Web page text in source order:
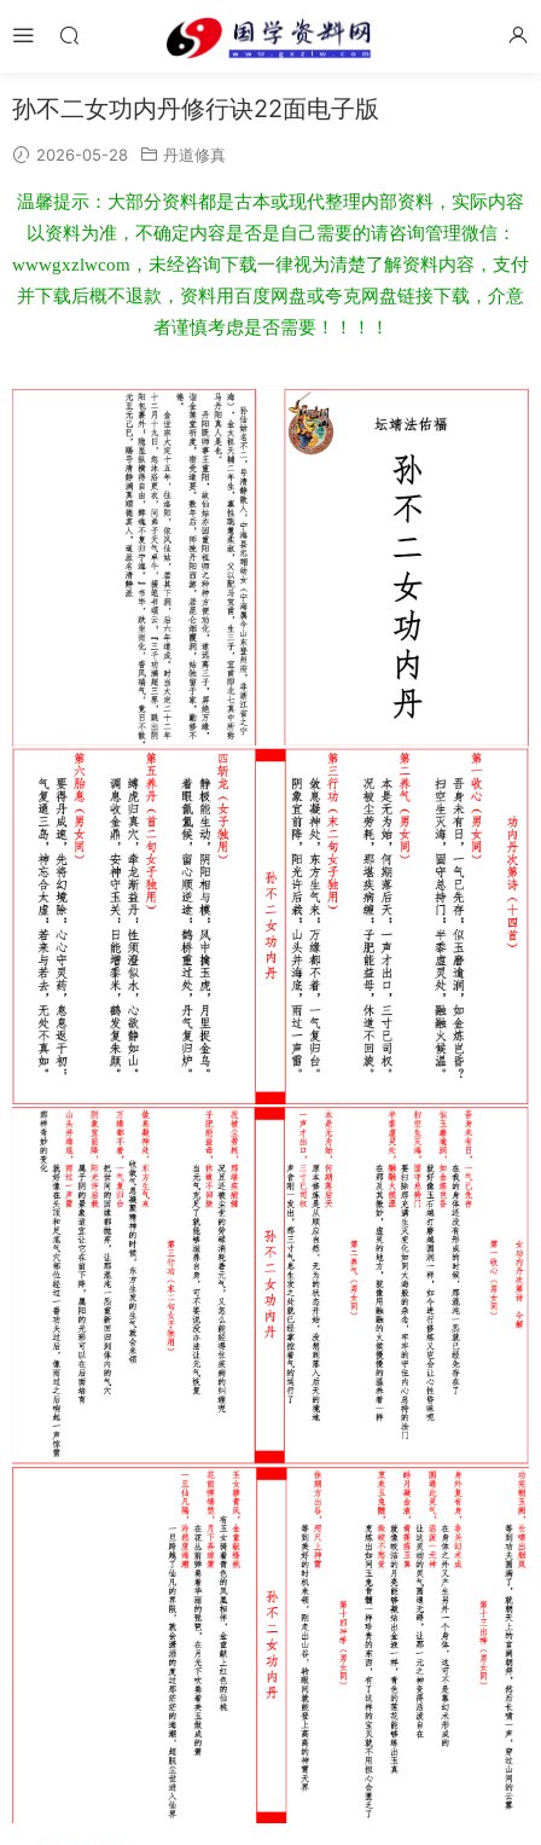
孙不二女功内丹修行诀22面电子版
2026-05-28 丹道修真
温馨提示：大部分资料都是古本或现代整理内部资料，实际内容
以资料为准，不确定内容是否是自己需要的请咨询管理微信：
wwwgxzlwcom，未经咨询下载一律视为清楚了解资料内容，支付
并下载后概不退款，资料用百度网盘或夸克网盘链接下载，介意
者谨慎考虑是否需要！！！！